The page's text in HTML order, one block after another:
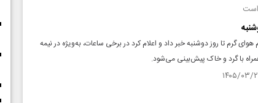
گرم تا روز دوشنبه خبر داد و اعلام کرد در برخی ساعات، به‌ویژه در نیمه
با گرد و خاک پیش‌بینی می‌شود.